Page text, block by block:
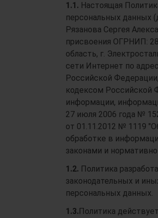
1.1. Настоящая
персональных данных
Рязанова Сергея
присвоения ОГРНИП:
область, г.
сети Интернет по
Российской
кодексом Российской
информации,
27 июля 2006 года №
от 01.11.2012 № 1119
обработке в
законами и
1.2. Политика
законодательных и
персональных данных.
1.3.Политика